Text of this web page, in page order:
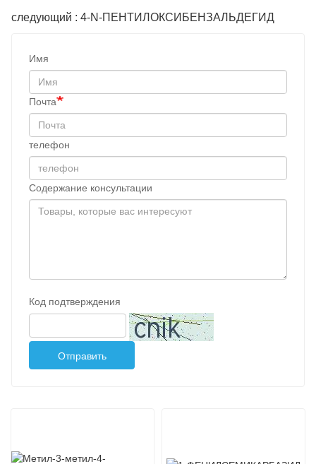
следующий : 4-N-ПЕНТИЛОКСИБЕНЗАЛЬДЕГИД
Имя
Почта
телефон
Содержание консультации
Код подтверждения
Отправить